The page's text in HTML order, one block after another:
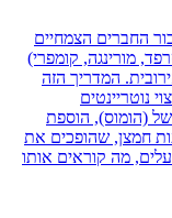
החברים הצמחיים
מורינגה, קומפרי)
המדריך הזה
נוטריינטים
(הומוס), הוספת
חמצן, שהופכים את
מה קוראים אותו